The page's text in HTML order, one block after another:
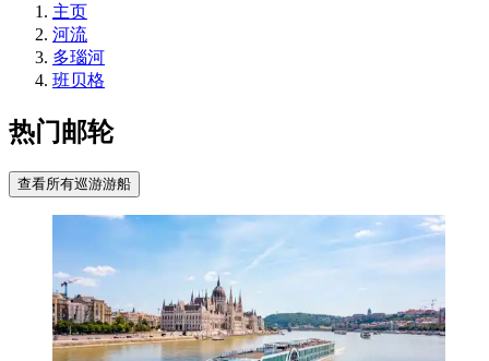
主页
河流
多瑙河
班贝格
热门邮轮
查看所有巡游游船